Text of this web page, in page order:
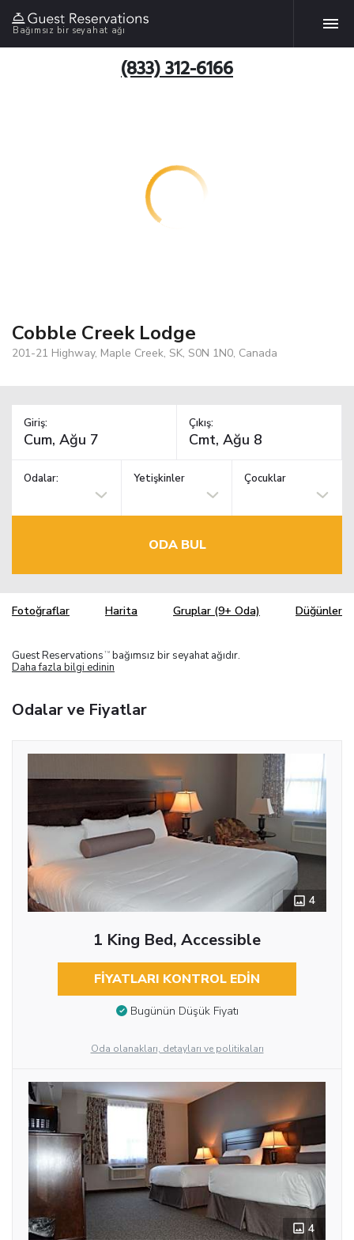
Bağımsız bir seyahat ağı
(833) 312-6166
Cobble Creek Lodge
201-21 Highway, Maple Creek, SK, S0N 1N0, Canada
Giriş: Çıkış:
Odalar: Yetişkinler Çocuklar
ODA BUL
Fotoğraflar Harita Gruplar (9+ Oda) Düğünler
Guest Reservations TM bağımsız bir seyahat ağıdır.
Daha fazla bilgi edinin
Odalar ve Fiyatlar
4
1 King Bed, Accessible
FIYATLARI KONTROL EDIN
Bugünün Düşük Fiyatı
Oda olanakları, detayları ve politikaları
4